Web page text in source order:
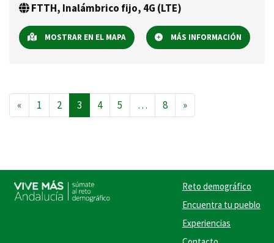
FTTH, Inalámbrico fijo, 4G (LTE)
MOSTRAR EN EL MAPA MÁS INFORMACIÓN
Navegación de entradas
« 1 2 3 4 5 … 8 »
Reto demográfico
Encuentra tu pueblo
Experiencias